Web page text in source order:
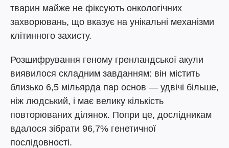
тварин майже не фіксують онкологічних
захворювань, що вказує на унікальні механізми
клітинного захисту.
Розшифрування геному гренландської акули
виявилося складним завданням: він містить
близько 6,5 мільярда пар основ — удвічі більше,
ніж людський, і має велику кількість
повторюваних ділянок. Попри це, дослідникам
вдалося зібрати 96,7% генетичної
послідовності.